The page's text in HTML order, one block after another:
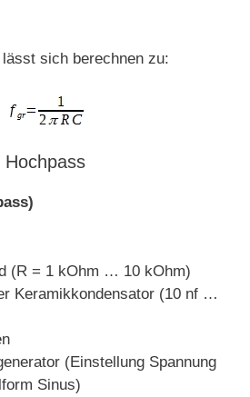
sich berechnen zu:
Hochpass
(R = 1 kOhm … 10 kOhm)
Keramikkondensator (10 nf …
(Einstellung Spannung
Sinus)